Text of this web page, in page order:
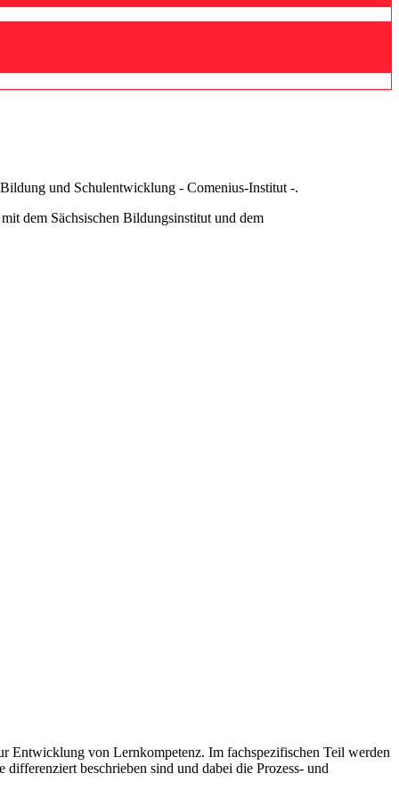
und Schulentwicklung - Comenius-Institut -.
dem Sächsischen Bildungsinstitut und dem
Entwicklung von Lernkompetenz. Im fachspezifischen Teil werden
beschrieben sind und dabei die Prozess- und